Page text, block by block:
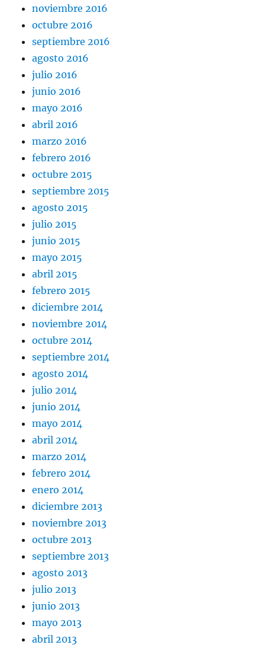
noviembre 2016
octubre 2016
septiembre 2016
agosto 2016
julio 2016
junio 2016
mayo 2016
abril 2016
marzo 2016
febrero 2016
octubre 2015
septiembre 2015
agosto 2015
julio 2015
junio 2015
mayo 2015
abril 2015
febrero 2015
diciembre 2014
noviembre 2014
octubre 2014
septiembre 2014
agosto 2014
julio 2014
junio 2014
mayo 2014
abril 2014
marzo 2014
febrero 2014
enero 2014
diciembre 2013
noviembre 2013
octubre 2013
septiembre 2013
agosto 2013
julio 2013
junio 2013
mayo 2013
abril 2013